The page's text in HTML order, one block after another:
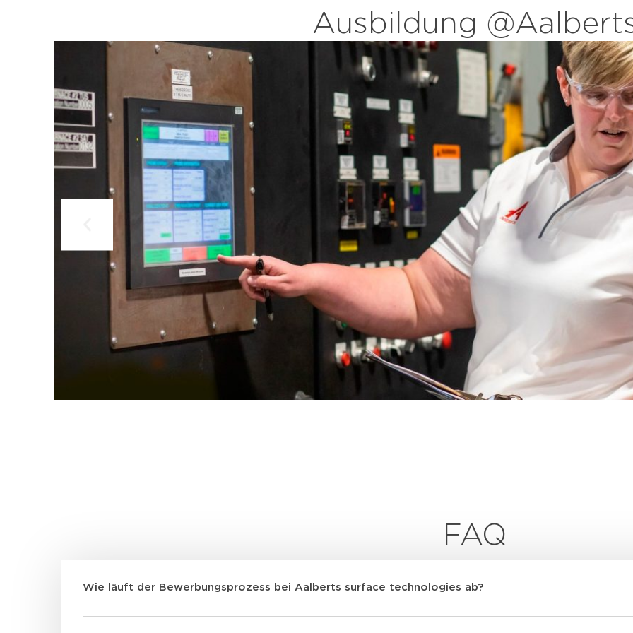
Ausbildung
FAQ
Wie läuft der Bewerbungsprozess bei Aalberts surface technologies ab?